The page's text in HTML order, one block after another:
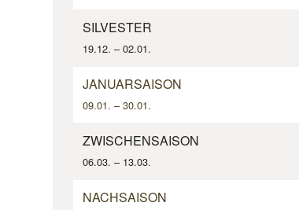
SILVESTER
19.12. – 02.01.
JANUARSAISON
09.01. – 30.01.
ZWISCHENSAISON
06.03. – 13.03.
NACHSAISON